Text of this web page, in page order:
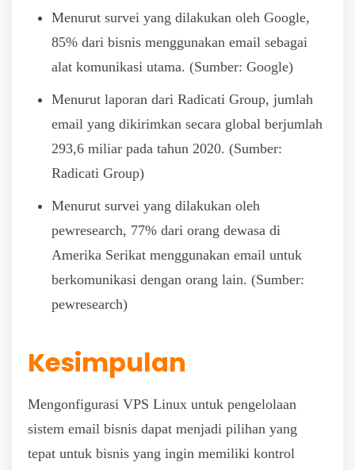
Menurut survei yang dilakukan oleh Google,
85% dari bisnis menggunakan email sebagai
alat komunikasi utama. (Sumber: Google)
Menurut laporan dari Radicati Group, jumlah
email yang dikirimkan secara global berjumlah
293,6 miliar pada tahun 2020. (Sumber:
Radicati Group)
Menurut survei yang dilakukan oleh
pewresearch, 77% dari orang dewasa di
Amerika Serikat menggunakan email untuk
berkomunikasi dengan orang lain. (Sumber:
pewresearch)
Kesimpulan
Mengonfigurasi VPS Linux untuk pengelolaan
sistem email bisnis dapat menjadi pilihan yang
tepat untuk bisnis yang ingin memiliki kontrol